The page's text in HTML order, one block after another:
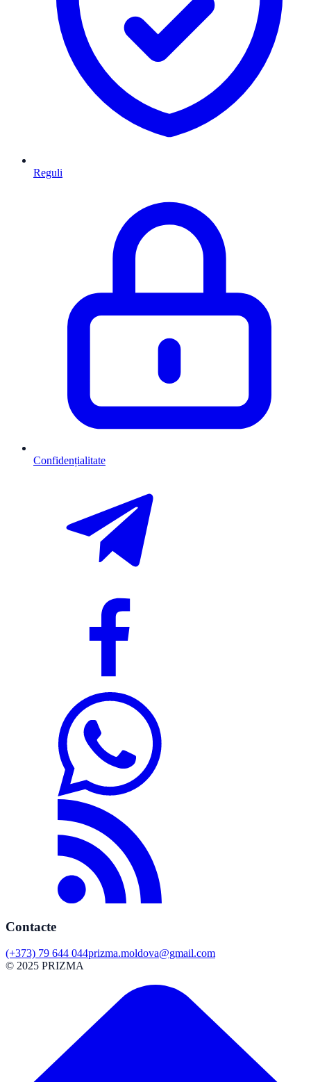
Reguli
Confidențialitate
Contacte
(+373) 79 644 044prizma.moldova@gmail.com
© 2025 PRIZMA